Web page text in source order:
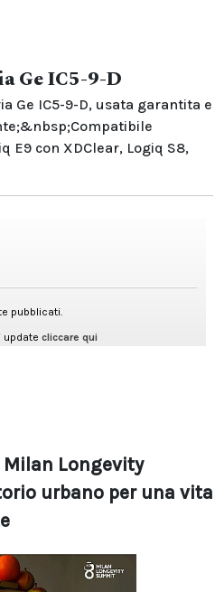
Ge IC5-9-D
Ge IC5-9-D, usata garantita e
E9 con XDClear, Logiq S8,
Milan Longevity
urbano per una vita